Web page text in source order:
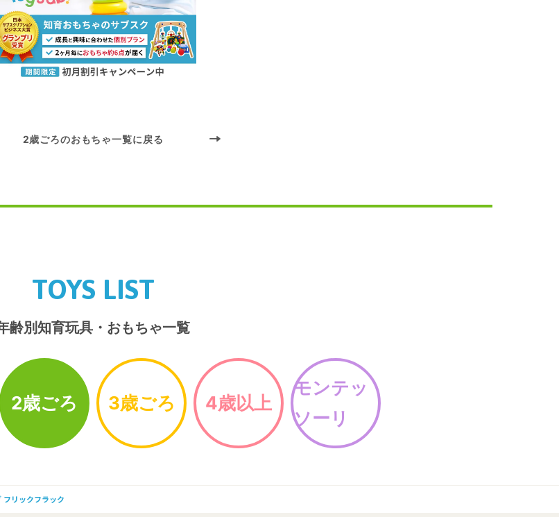
2歳ごろのおもちゃ一覧に戻る
TOYS LIST
齢別知育玩具・おもちゃ一覧
2歳ごろ 3歳ごろ 4歳以上
モンテッ
ソーリ
フリックフラック